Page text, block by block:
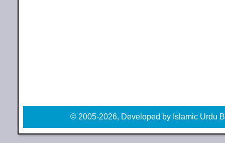
© 2005-2026, Developed by Islamic Urdu